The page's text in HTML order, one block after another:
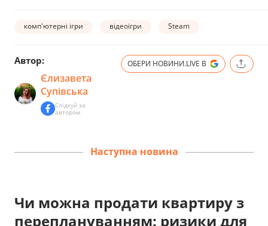
комп'ютерні ігри відеоігри Steam
Автор:
Єлизавета
Супівська
Слідкуй за
автором
ОБЕРИ НОВИНИ.LIVE В
Наступна новина
Чи можна продати квартиру з
переплануванням: ризики для